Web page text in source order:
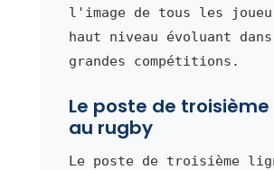
l'image de tous les
haut niveau évoluant
grandes compétitions.
Le poste de troisième
au rugby
Le poste de troisième